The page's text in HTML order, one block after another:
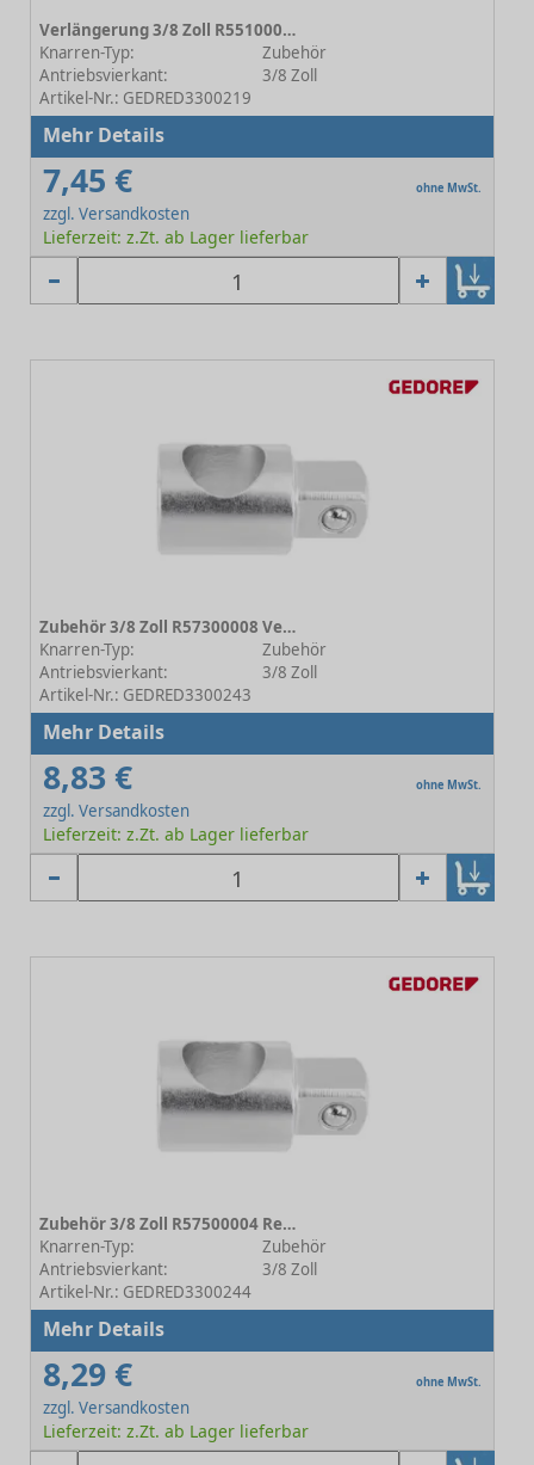
Verlängerung 3/8 Zoll R55100029 150mm
Knarren-Typ:
Zubehör
Antriebsvierkant:
3/8 Zoll
Artikel-Nr.: GEDRED3300219
Mehr Details
7,45 € ohne MwSt.
zzgl. Versandkosten
Lieferzeit: z.Zt. ab Lager lieferbar
Zubehör 3/8 Zoll R57300008 Vergrößerung
Knarren-Typ:
Zubehör
Antriebsvierkant:
3/8 Zoll
Artikel-Nr.: GEDRED3300243
Mehr Details
8,83 € ohne MwSt.
zzgl. Versandkosten
Lieferzeit: z.Zt. ab Lager lieferbar
Zubehör 3/8 Zoll R57500004 Reduzierstück
Knarren-Typ:
Zubehör
Antriebsvierkant:
3/8 Zoll
Artikel-Nr.: GEDRED3300244
Mehr Details
8,29 € ohne MwSt.
zzgl. Versandkosten
Lieferzeit: z.Zt. ab Lager lieferbar